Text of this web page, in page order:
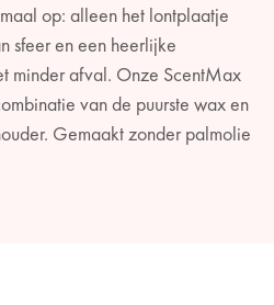
op: alleen het lontplaatje
sfeer en een heerlijke
minder afval. Onze ScentMax
van de puurste wax en
Gemaakt zonder palmolie